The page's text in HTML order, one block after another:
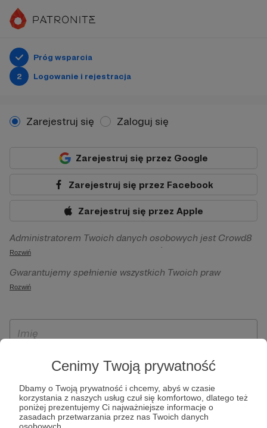
Cenimy Twoją prywatność
Dbamy o Twoją prywatność i chcemy, abyś w czasie
korzystania z naszych usług czuł się komfortowo, dlatego też
poniżej prezentujemy Ci najważniejsze informacje o
zasadach przetwarzania przez nas Twoich danych
osobowych.
Próg wsparcia
2
Logowanie i rejestracja
Zarejestruj się Zaloguj się
Zarejestruj się przez Google
Zarejestruj się przez Facebook
Zarejestruj się przez Apple
Administratorem Twoich danych osobowych jest Crowd8
sp. z o.o. z siedziba w Warszawie, ul. Żwirki i Wigury 16, 02-
092 Warszawa. Twoje dane osobowe będą przetwarzane w
szczególności w celu wykonania umowy zawartej z Tobą, w
Patronite.pl, w tym możliwości dokonywania oraz
otrzymywania wsparcia na naszej platformie oraz
Rozwiń
Gwarantujemy spełnienie wszystkich Twoich praw
wynikających z ogólnego rozporządzenia o ochronie
ich przenoszenia, niepodlegania zautomatyzowanemu
wyrażenia sprzeciwu wobec przetwarzania Twoich danych
osobowych. Rejestracja dla osób niepełnoletnich możliwa
jest po przekazaniu podpisanego formularza "Zgodna na
założenie konta przez osobę niepełnoletnią", formularz
dostępny jest na stronie regulaminu Patronite.pl.
Rozwiń